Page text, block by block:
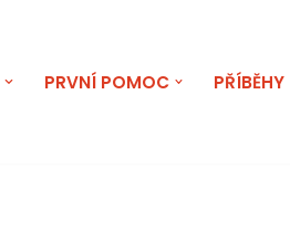
PRVNÍ POMOC PŘÍBĚHY